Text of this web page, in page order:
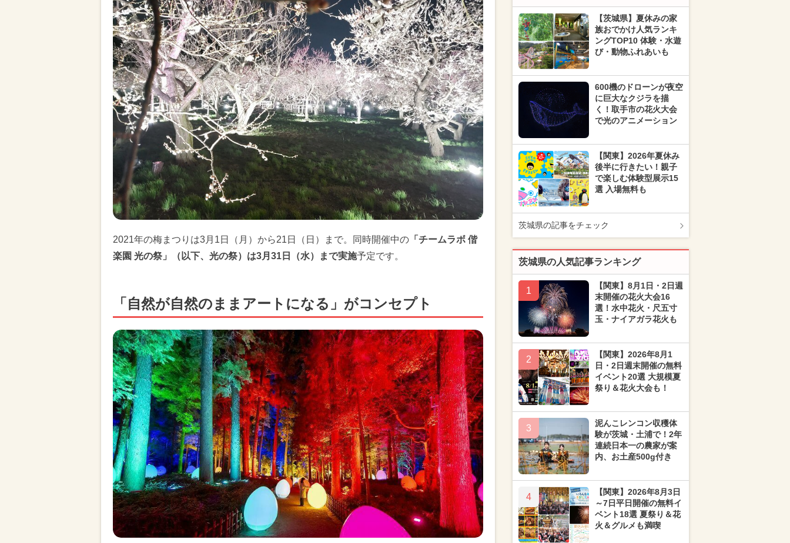
2021年の梅まつりは3月1日（月）から21日（日）まで。同時開催中の 「チームラボ 偕
楽園 光の祭」（以下、光の祭）は3月31日（水）まで実施予定です。
「自然が自然のままアートになる」がコンセプト
【茨城県】夏休みの家
族おでかけ人気ランキ
ングTOP10 体験・水遊
び・動物ふれあいも
600機のドローンが夜空
に巨大なクジラを描
く！取手市の花火大会
で光のアニメーション
【関東】2026年夏休み
後半に行きたい！親子
で楽しむ体験型展示15
選 入場無料も
茨城県の記事をチェック
茨城県の人気記事ランキング
1
【関東】8月1日・2日週
末開催の花火大会16
選！水中花火・尺五寸
玉・ナイアガラ花火も
2
【関東】2026年8月1
日・2日週末開催の無料
イベント20選 大規模夏
祭り＆花火大会も！
3
泥んこレンコン収穫体
験が茨城・土浦で！2年
連続日本一の農家が案
内、お土産500g付き
4
【関東】2026年8月3日
～7日平日開催の無料イ
ベント18選 夏祭り＆花
火＆グルメも満喫